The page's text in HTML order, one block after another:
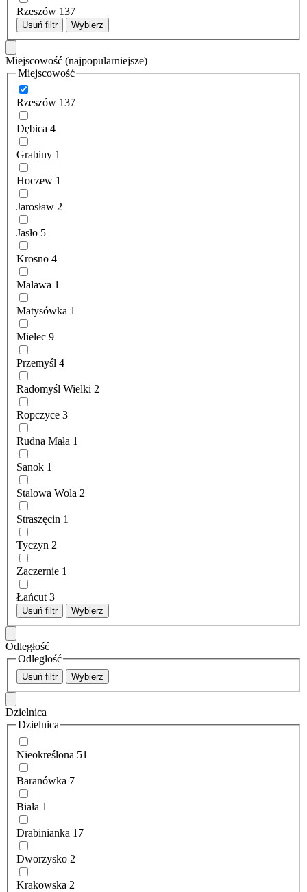
Rzeszów 137
Usuń filtr Wybierz
Miejscowość (najpopularniejsze)
Miejscowość
Rzeszów 137
Dębica 4
Grabiny 1
Hoczew 1
Jarosław 2
Jasło 5
Krosno 4
Malawa 1
Matysówka 1
Mielec 9
Przemyśl 4
Radomyśl Wielki 2
Ropczyce 3
Rudna Mała 1
Sanok 1
Stalowa Wola 2
Straszęcin 1
Tyczyn 2
Zaczernie 1
Łańcut 3
Usuń filtr Wybierz
Odległość
Odległość
Usuń filtr Wybierz
Dzielnica
Dzielnica
Nieokreślona 51
Baranówka 7
Biała 1
Drabinianka 17
Dworzysko 2
Krakowska 2